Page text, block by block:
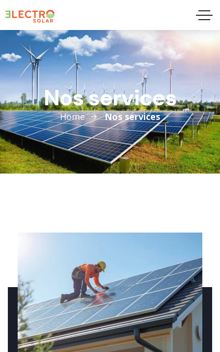
Nos services
Home Nos services